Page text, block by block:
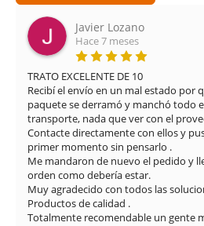
pedidos del
caja debido al
desde el
con todo en
facilitaron
Muy buena
excelente desde el
solución rápida y
réplica,
en todo momento.
El envío fue muy
los detalles: limpieza
explicando el estado
también ha sido
Sin duda, una
al cliente y la